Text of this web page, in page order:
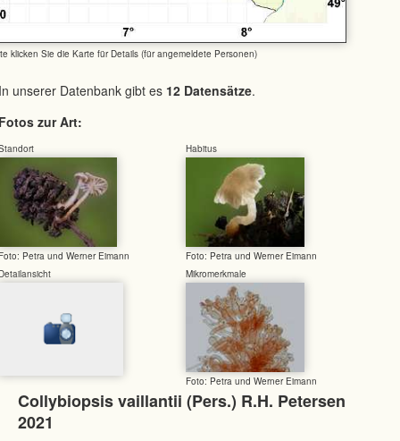
klicken Sie die Karte für Details (für angemeldete Personen)
unserer Datenbank gibt es 12 Datensätze.
zur Art:
Petra und Werner Eimann
Habitus
Foto: Petra und Werner Eimann
Mikromerkmale
Foto: Petra und Werner Eimann
Collybiopsis vaillantii (Pers.) R.H. Petersen
2021